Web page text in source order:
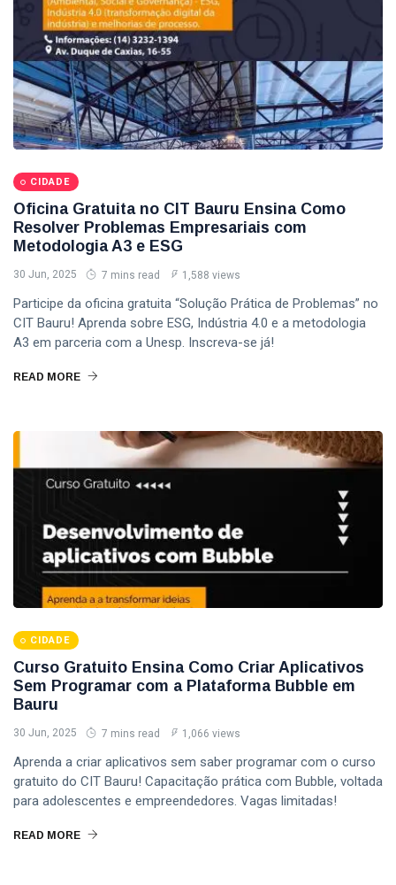
CIDADE
Oficina Gratuita no CIT Bauru Ensina Como
Resolver Problemas Empresariais com
Metodologia A3 e ESG
30 Jun, 2025 7 mins read 1,588 views
Participe da oficina gratuita “Solução Prática de Problemas” no
CIT Bauru! Aprenda sobre ESG, Indústria 4.0 e a metodologia
A3 em parceria com a Unesp. Inscreva-se já!
READ MORE
CIDADE
Curso Gratuito Ensina Como Criar Aplicativos
Sem Programar com a Plataforma Bubble em
Bauru
30 Jun, 2025 7 mins read 1,066 views
Aprenda a criar aplicativos sem saber programar com o curso
gratuito do CIT Bauru! Capacitação prática com Bubble, voltada
para adolescentes e empreendedores. Vagas limitadas!
READ MORE